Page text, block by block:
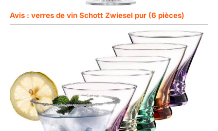
Avis : verres de vin Schott Zwiesel pur (6 pièces)